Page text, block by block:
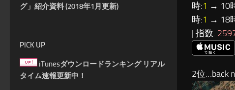
時:1 → 10
時:1 → 18
| 指数:
2位…back
グ」紹介資料 (2018年1月更新)
PICK UP
iTunesダウンロードランキング リアル
タイム速報更新中！